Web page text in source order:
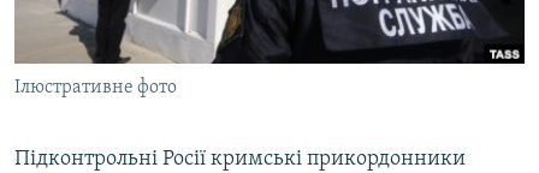
СВІДЧЕННЯ ОКУПАЦІЇ
УКРАЇНСЬКА ПРОБЛЕМА КРИМУ
ІНФОГРАФІКА
Qırımtatar
ДОЛУЧАЙСЯ!
Ілюстративне фото
Підконтрольні Росії кримські прикордонники